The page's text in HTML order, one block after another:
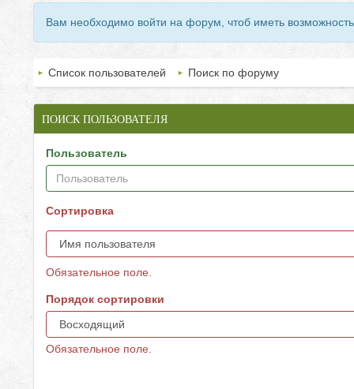
Вам необходимо войти на форум, чтоб иметь
Список пользователей Поиск по форуму
ПОИСК ПОЛЬЗОВАТЕЛЯ
Пользователь
Сортировка
Обязательное поле.
Порядок сортировки
Обязательное поле.